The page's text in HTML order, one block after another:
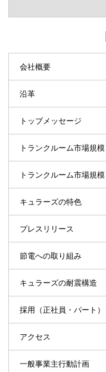
会社概要
沿革
トップメッセージ
トランクルーム市場規模
トランクルーム市場規模
キュラーズの特色
プレスリリース
節電への取り組み
キュラーズの耐震構造
採用（正社員・パート）
アクセス
一般事業主行動計画